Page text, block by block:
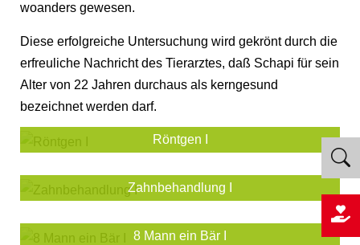
woanders gewesen.
Diese erfolgreiche Untersuchung wird gekrönt durch die
erfreuliche Nachricht des Tierarztes, daß Schapi für sein
Alter von 22 Jahren durchaus als kerngesund
bezeichnet werden darf.
Röntgen I
Zahnbehandlung I
8 Mann ein Bär I